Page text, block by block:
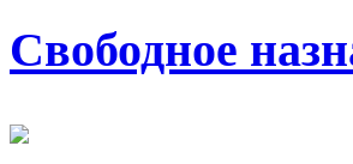
Свободное